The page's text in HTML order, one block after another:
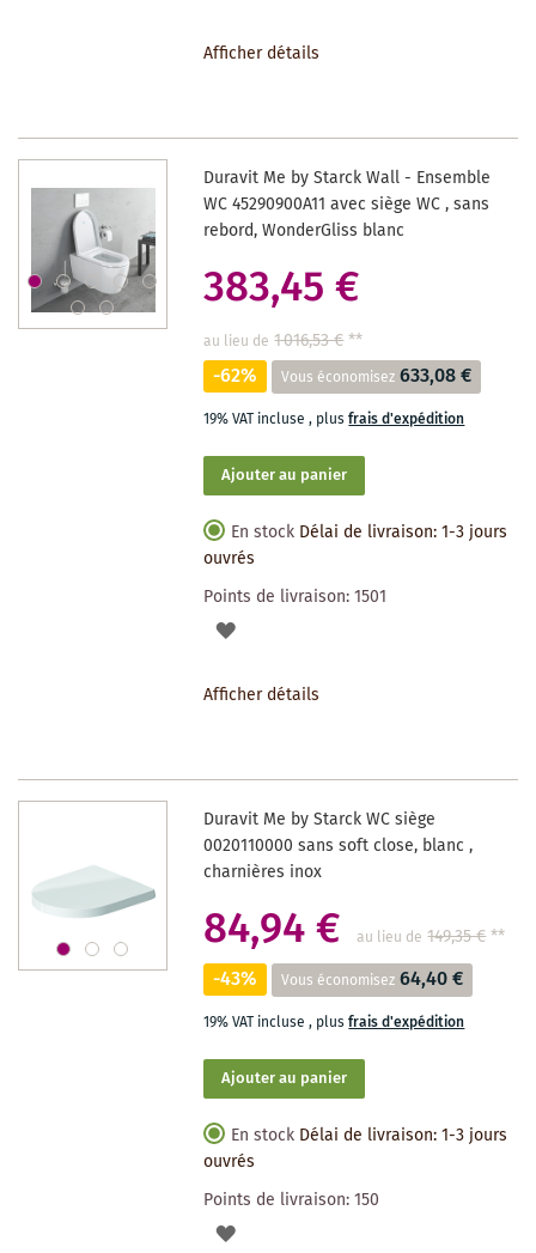
SOUHAITS
Afficher détails
Duravit Me by Starck Wall - Ensemble
WC 45290900A11 avec siège WC , sans
rebord, WonderGliss blanc
383,45 €
au lieu de 1 016,53 €**
-62% Vous économisez 633,08 €
19% VAT incluse, plusfrais d'expédition
Ajouter au panier
En stock Délai de livraison: 1-3 jours
ouvrés
Points de livraison:1501
AJOUTER
SOUHAITS
Afficher détails
Duravit Me by Starck WC siège
0020110000 sans soft close, blanc ,
charnières inox
84,94 € au lieu de 149,35 €**
-43% Vous économisez 64,40 €
19% VAT incluse, plusfrais d'expédition
Ajouter au panier
En stock Délai de livraison: 1-3 jours
ouvrés
Points de livraison:150
AJOUTER